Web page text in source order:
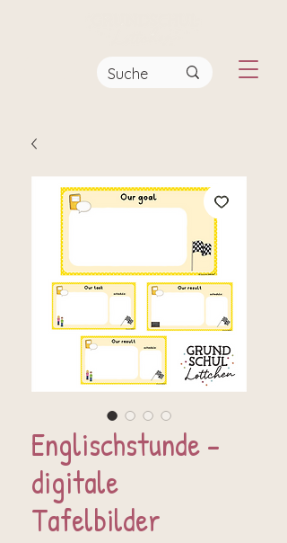
Englischstunde -
digitale
Tafelbilder